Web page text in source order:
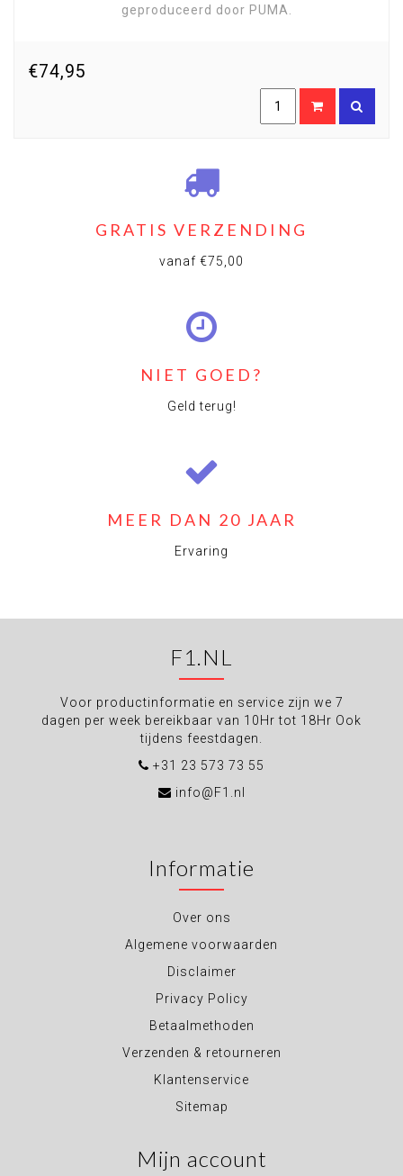
geproduceerd door PUMA.
€74,95
GRATIS VERZENDING
vanaf €75,00
NIET GOED?
Geld terug!
MEER DAN 20 JAAR
Ervaring
F1.NL
Voor productinformatie en service zijn we 7
dagen per week bereikbaar van 10Hr tot 18Hr Ook
tijdens feestdagen.
+31 23 573 73 55
info@F1.nl
Informatie
Over ons
Algemene voorwaarden
Disclaimer
Privacy Policy
Betaalmethoden
Verzenden & retourneren
Klantenservice
Sitemap
Mijn account